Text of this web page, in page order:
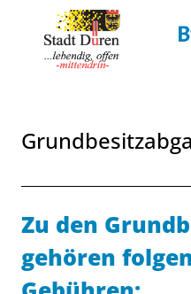
Zum Hauptinhalt springen
Zum Header
Zum Hauptinhalt
Zum Footer
Beschreibung
Zu den
gehören